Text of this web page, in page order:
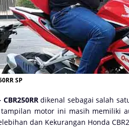
SP
CBR250RRdikenal sebagai salah
motor ini masih memiliki
dan Kekurangan Honda